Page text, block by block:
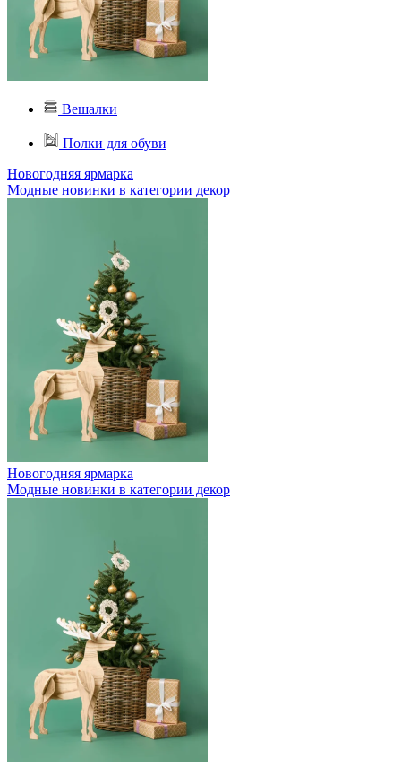
Вешалки
Полки для обуви
Новогодняя ярмарка
Модные новинки в категории декор
Новогодняя ярмарка
Модные новинки в категории декор